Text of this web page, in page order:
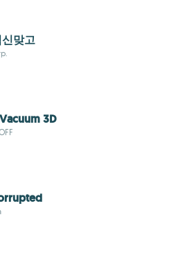
맞고
3D